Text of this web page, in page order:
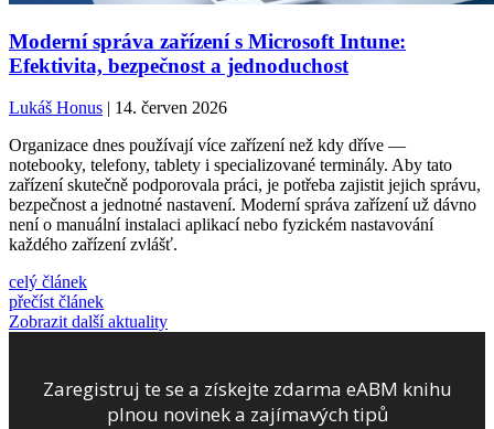
Moderní správa zařízení s Microsoft Intune:
Efektivita, bezpečnost a jednoduchost
Lukáš Honus | 14. červen 2026
Organizace dnes používají více zařízení než kdy dříve —
notebooky, telefony, tablety i specializované terminály. Aby tato
zařízení skutečně podporovala práci, je potřeba zajistit jejich správu,
bezpečnost a jednotné nastavení. Moderní správa zařízení už dávno
není o manuální instalaci aplikací nebo fyzickém nastavování
každého zařízení zvlášť.
celý článek
přečíst článek
Zobrazit další aktuality
Zaregistruj te se a získejte zdarma eABM knihu
plnou novinek a zajímavých tipů